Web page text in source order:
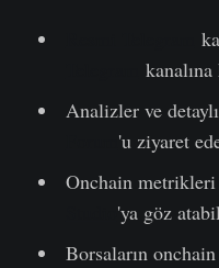
Analizler ve
'u ziyaret
Onchain
'ya göz
Borsaların